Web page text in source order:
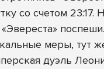
со счетом
меры, тут
дуэль